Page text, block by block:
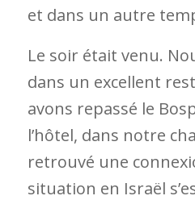
et dans un autre
Le soir était venu.
dans un excellent
avons repassé le
l’hôtel, dans notre
retrouvé une
situation en Israël